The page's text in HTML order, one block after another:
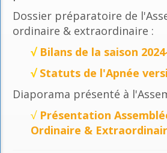
Dossier préparatoire de
ordinaire & extraordinaire :
√ Bilans de la saison
√ Statuts de l'Apnée
Diaporama présenté à
√ Présentation
Ordinaire &